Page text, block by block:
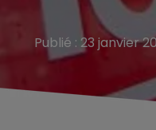
Publié : 23 janvier